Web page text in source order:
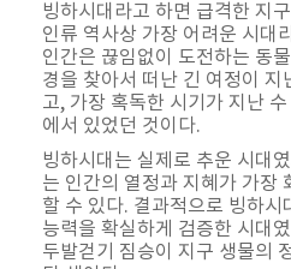
빙하시대라고 하면 급격한 지
인류 역사상 가장 어려운 시대
인간은 끊임없이 도전하는 동
경을 찾아서 떠난 긴 여정이
고, 가장 혹독한 시기가 지난
에서 있었던 것이다.
빙하시대는 실제로 추운 시대
는 인간의 열정과 지혜가 가장
할 수 있다. 결과적으로 빙하시
능력을 확실하게 검증한 시대
두발걷기 짐승이 지구 생물의